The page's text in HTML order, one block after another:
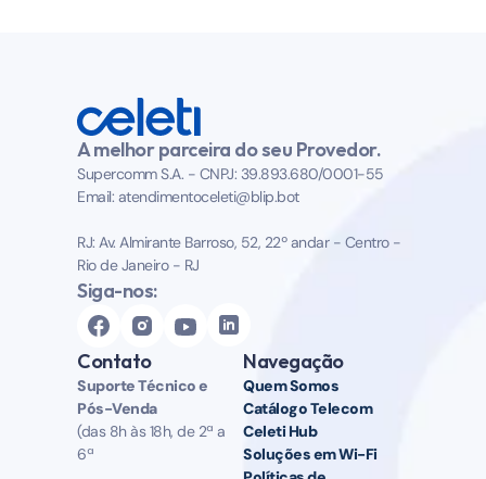
A melhor parceira do seu Provedor.
Supercomm S.A. - CNPJ: 39.893.680/0001-55
Email: atendimentoceleti@blip.bot
RJ: Av. Almirante Barroso, 52, 22º andar - Centro -
Rio de Janeiro - RJ
Siga-nos:
Contato
Suporte Técnico e
Pós-Venda
(das 8h às 18h, de 2ª a
6ª
Navegação
Quem Somos
Catálogo Telecom
Celeti Hub
Soluções em Wi-Fi